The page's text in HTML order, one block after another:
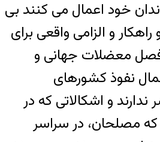
خود اعمال می کنند بی
و الزامی واقعی برای
فصل معضلات جهانی و
نفوذ کشورهای
و اشکالاتی که در
که مصلحان، در سراسر